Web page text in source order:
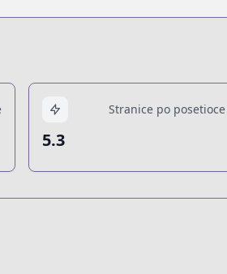
Stranice po posetioce
5.3